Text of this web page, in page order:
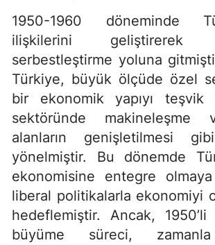
1950-1960 döneminde
ilişkilerini geliştirerek
serbestleştirme yoluna
Türkiye, büyük ölçüde özel
bir ekonomik yapıyı teşvik
sektöründe makineleşme
alanların genişletilmesi
yönelmiştir. Bu dönemde
ekonomisine entegre olmaya
liberal politikalarla ekonomiyi
hedeflemiştir. Ancak, 1950’li
büyüme süreci,